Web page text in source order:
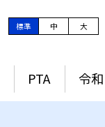
標準 中 大
PTA 令